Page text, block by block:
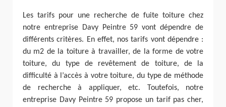
Les tarifs pour une recherche de fuite toiture chez
notre entreprise Davy Peintre 59 vont dépendre de
différents critères. En effet, nos tarifs vont dépendre :
du m2 de la toiture à travailler, de la forme de votre
toiture, du type de revêtement de toiture, de la
difficulté à l’accès à votre toiture, du type de méthode
de recherche à appliquer, etc. Toutefois, notre
entreprise Davy Peintre 59 propose un tarif pas cher,